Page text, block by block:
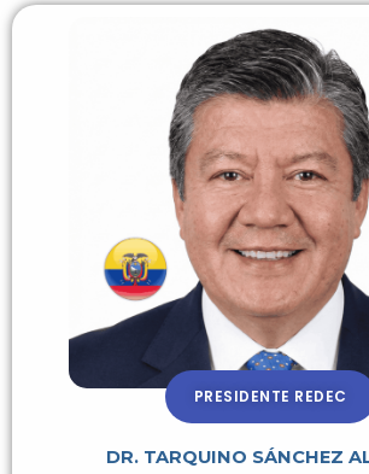
PRESIDENTE REDEC
DR. TARQUINO SÁNCHEZ